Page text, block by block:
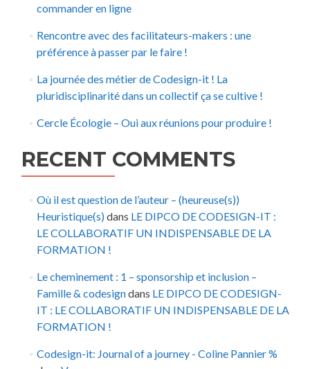
commander en ligne
Rencontre avec des facilitateurs-makers : une
préférence à passer par le faire !
La journée des métier de Codesign-it ! La
pluridisciplinarité dans un collectif ça se cultive !
Cercle Écologie – Oui aux réunions pour produire !
RECENT COMMENTS
Où il est question de l’auteur – (heureuse(s))
Heuristique(s)dans LE DIPCO DE CODESIGN-IT :
LE COLLABORATIF UN INDISPENSABLE DE LA
FORMATION !
Le cheminement : 1 – sponsorship et inclusion –
Famille & codesigndans LE DIPCO DE CODESIGN-
IT : LE COLLABORATIF UN INDISPENSABLE DE LA
FORMATION !
Codesign-it: Journal of a journey - Coline Pannier %